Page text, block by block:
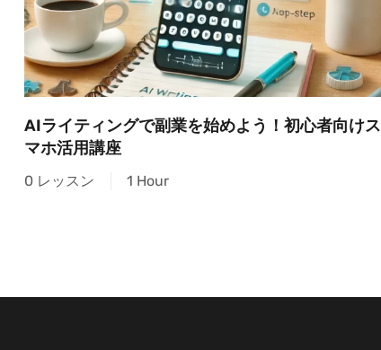
AIライティングで副業を始めよう！初心者向けス
マホ活用講座
0 レッスン 1 Hour